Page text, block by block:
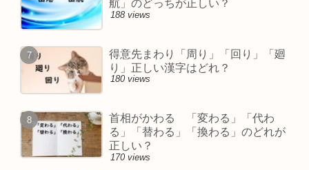
航」のどっちが正しい？
188 views
得意先まわり「周り」「回り」「廻
り」正しい漢字はどれ？
180 views
首相がかわる 「変わる」「代わ
る」「替わる」「換わる」のどれが
正しい？
170 views